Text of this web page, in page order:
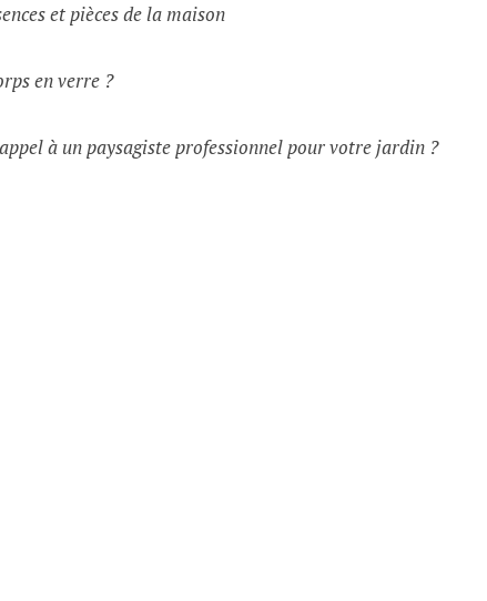
et pièces de la maison
en verre ?
à un paysagiste professionnel pour votre jardin ?